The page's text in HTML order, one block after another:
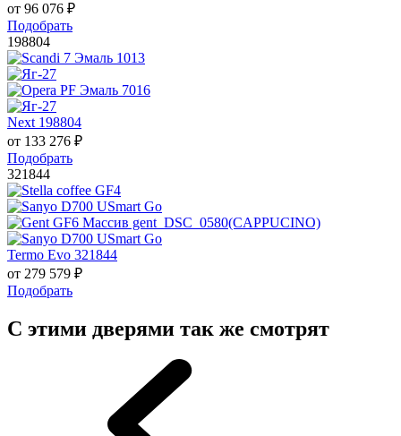
от 96 076 ₽
Подобрать
198804
Next 198804
от 133 276 ₽
Подобрать
321844
Termo Evo 321844
от 279 579 ₽
Подобрать
С этими дверями так же смотрят